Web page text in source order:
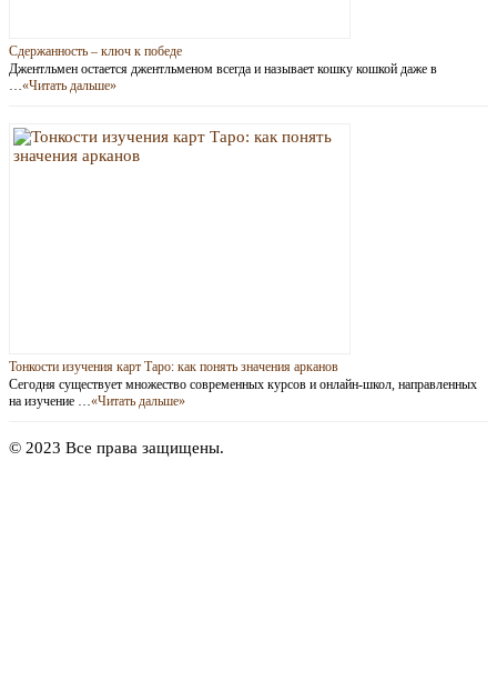
Сдержанность – ключ к победе
Джентльмен остается джентльменом всегда и называет кошку кошкой даже в
…«Читать дальше»
Тонкости изучения карт Таро: как понять значения арканов
Сегодня существует множество современных курсов и онлайн-школ, направленных
на изучение …«Читать дальше»
© 2023 Все права защищены.